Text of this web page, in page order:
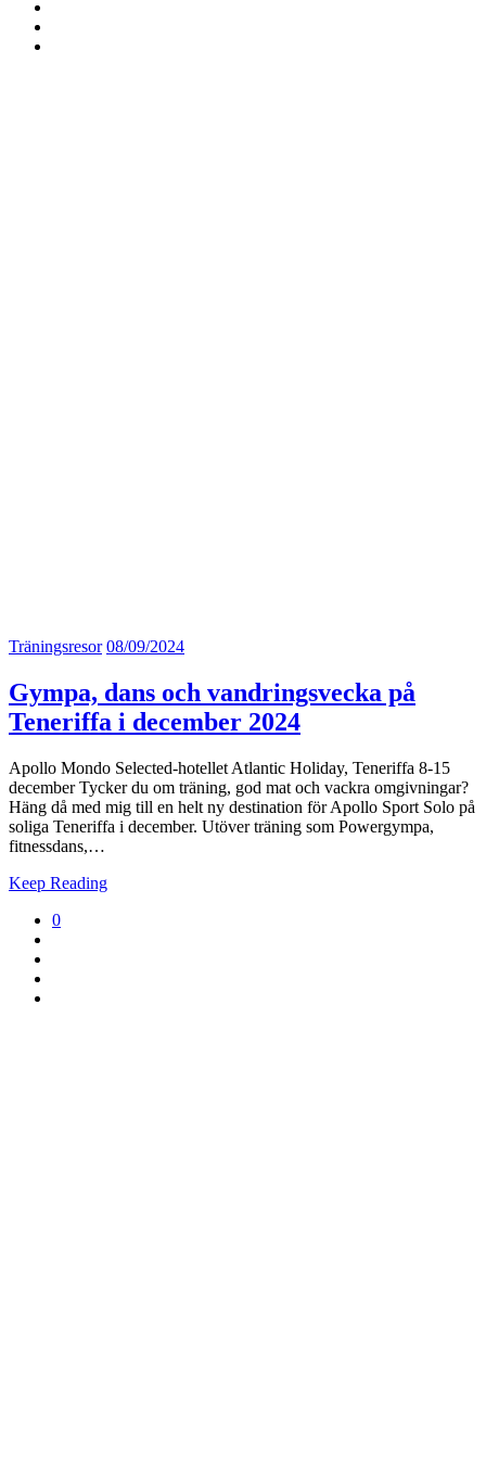
Träningsresor 08/09/2024
Gympa, dans och vandringsvecka på
Teneriffa i december 2024
Apollo Mondo Selected-hotellet Atlantic Holiday, Teneriffa 8-15
december Tycker du om träning, god mat och vackra omgivningar?
Häng då med mig till en helt ny destination för Apollo Sport Solo på
soliga Teneriffa i december. Utöver träning som Powergympa,
fitnessdans,…
Keep Reading
0